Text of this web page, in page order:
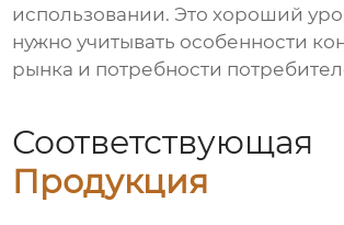
использовании. Это хороший
нужно учитывать особенности
рынка и потребности
Соответствующая
Продукция